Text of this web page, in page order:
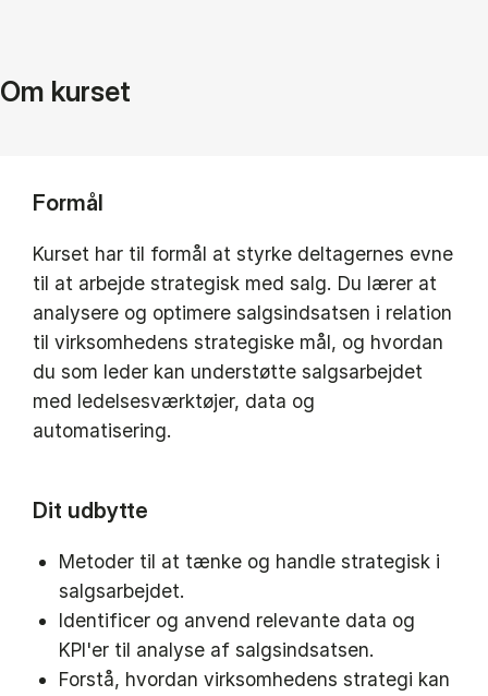
Om kurset
Formål
Kurset har til formål at styrke deltagernes evne
til at arbejde strategisk med salg. Du lærer at
analysere og optimere salgsindsatsen i relation
til virksomhedens strategiske mål, og hvordan
du som leder kan understøtte salgsarbejdet
med ledelsesværktøjer, data og
automatisering.
Dit udbytte
Metoder til at tænke og handle strategisk i
salgsarbejdet.
Identificer og anvend relevante data og
KPI'er til analyse af salgsindsatsen.
Forstå, hvordan virksomhedens strategi kan